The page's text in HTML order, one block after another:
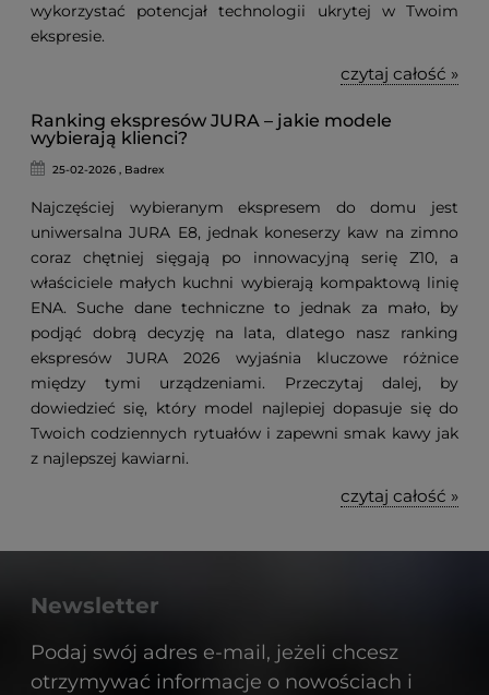
wykorzystać potencjał technologii ukrytej w Twoim
ekspresie.
czytaj całość »
Ranking ekspresów JURA – jakie modele
wybierają klienci?
25-02-2026 , Badrex
Najczęściej wybieranym ekspresem do domu jest
uniwersalna JURA E8, jednak koneserzy kaw na zimno
coraz chętniej sięgają po innowacyjną serię Z10, a
właściciele małych kuchni wybierają kompaktową linię
ENA. Suche dane techniczne to jednak za mało, by
podjąć dobrą decyzję na lata, dlatego nasz ranking
ekspresów JURA 2026 wyjaśnia kluczowe różnice
między tymi urządzeniami. Przeczytaj dalej, by
dowiedzieć się, który model najlepiej dopasuje się do
Twoich codziennych rytuałów i zapewni smak kawy jak
z najlepszej kawiarni.
czytaj całość »
Newsletter
Podaj swój adres e-mail, jeżeli chcesz
otrzymywać informacje o nowościach i